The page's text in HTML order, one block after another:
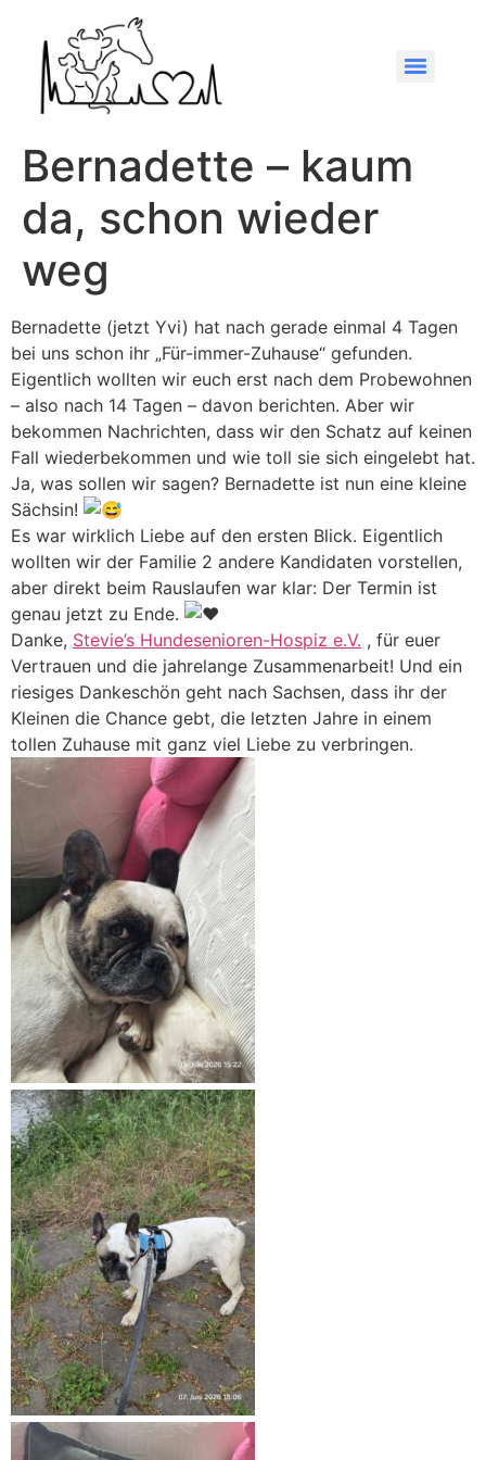
Bernadette – kaum
da, schon wieder
weg
Bernadette (jetzt Yvi) hat nach gerade einmal 4 Tagen
bei uns schon ihr „Für-immer-Zuhause“ gefunden.
Eigentlich wollten wir euch erst nach dem Probewohnen
– also nach 14 Tagen – davon berichten. Aber wir
bekommen Nachrichten, dass wir den Schatz auf keinen
Fall wiederbekommen und wie toll sie sich eingelebt hat.
Ja, was sollen wir sagen? Bernadette ist nun eine kleine
Sächsin!
Es war wirklich Liebe auf den ersten Blick. Eigentlich
wollten wir der Familie 2 andere Kandidaten vorstellen,
aber direkt beim Rauslaufen war klar: Der Termin ist
genau jetzt zu Ende.
Danke, Stevie’s Hundesenioren-Hospiz e.V. , für euer
Vertrauen und die jahrelange Zusammenarbeit! Und ein
riesiges Dankeschön geht nach Sachsen, dass ihr der
Kleinen die Chance gebt, die letzten Jahre in einem
tollen Zuhause mit ganz viel Liebe zu verbringen.